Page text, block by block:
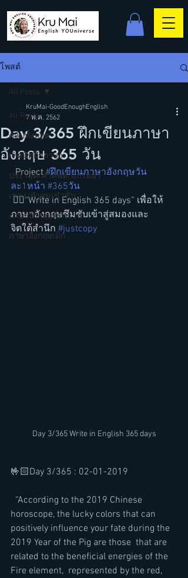
โพสต์
All Posts
คลิปทั้งหมด
เทคนิคฝึกภาษา
ประโยค/คำศัพท์/แกรมม่า
เพลง/คำคม/ขำขัน
ภาษาอังกฤษที่ทำงาน
ภาษาอังกฤษเด็ก
All Posts
Day 3/365 ฝึกเขียนภาษา
อังกฤษ 365 วัน
KruMai-GoodEnoughEnglish
7 พ.ค. 2562
  Project
#ฝึกเขียนภาษาอังกฤษวัน
ละ1หน้า #365วัน
ภาษาอังกฤษซึมซับเข้าสู่สมองและ
จิตใต้สำนึก #justcopy
Day 3/365 Write in English 365 days
🤟🏻Day 3/365 : 02-01-2019
horoscope, the lucky colors that can
positively influence your fate during the
2019 Year of the Pig are those  that are
related to the beneficial energies of the
Fire element,  represented by the red,